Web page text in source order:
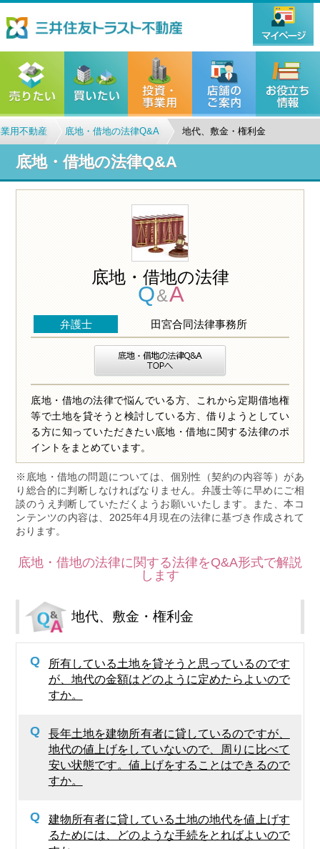
用不動産 底地・借地の法律Q&A 地代、敷金・権利金
底地・借地の法律Q&A
底地・借地の法律
Q&A
弁護士 田宮合同法律事務所
底地・借地の法律で悩んでいる方、これから定期借地権
等で土地を貸そうと検討している方、借りようとしてい
る方に知っていただきたい底地・借地に関する法律のポ
イントをまとめています。
※底地・借地の問題については、個別性（契約の内容等）があ
り総合的に判断しなければなりません。弁護士等に早めにご相
談のうえ判断していただくようお願いいたします。また、本コ
ンテンツの内容は、2025年4月現在の法律に基づき作成されて
おります。
底地・借地の法律に関する法律をQ&A形式で解説
します
地代、敷金・権利金
Q
所有している土地を貸そうと思っているのです
が、地代の金額はどのように定めたらよいので
すか。
Q
長年土地を建物所有者に貸しているのですが、
地代の値上げをしていないので、周りに比べて
安い状態です。値上げをすることはできるので
すか。
Q
建物所有者に貸している土地の地代を値上げす
るためには、どのような手続をとればよいので